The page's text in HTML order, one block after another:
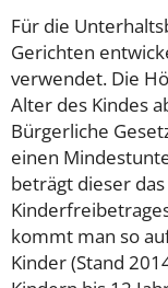
Für die
Gerichten
verwendet. Die
Alter des Kindes
Bürgerliche
einen
beträgt dieser
kommt man so
Kinder (Stand